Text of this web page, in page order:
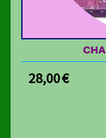
28,00€